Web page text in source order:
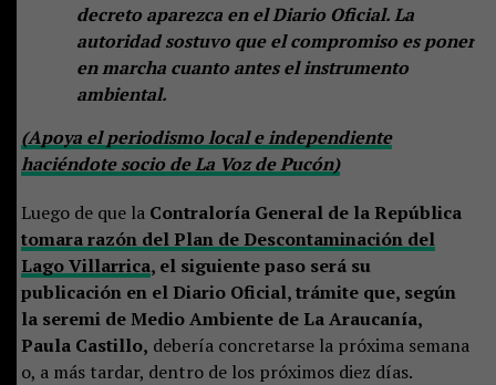
decreto aparezca en el Diario Oficial. La
autoridad sostuvo que el compromiso es poner
en marcha cuanto antes el instrumento
ambiental.
(Apoya el periodismo local e independiente
haciéndote socio de La Voz de Pucón)
Luego de que la Contraloría General de la República
tomara razón del Plan de Descontaminación del
Lago Villarrica, el siguiente paso será su
publicación en el Diario Oficial, trámite que, según
la seremi de Medio Ambiente de La Araucanía,
Paula Castillo, debería concretarse la próxima semana
o, a más tardar, dentro de los próximos diez días.